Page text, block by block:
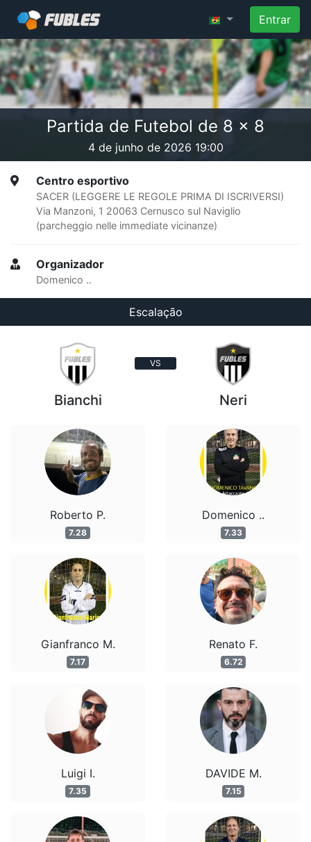
Entrar
Partida de Futebol de 8 x 8
4 de junho de 2026 19:00
Centro esportivo
SACER (LEGGERE LE REGOLE PRIMA DI ISCRIVERSI)
Via Manzoni, 1 20063 Cernusco sul Naviglio
(parcheggio nelle immediate vicinanze)
Organizador
Domenico ..
Escalação
VS
Bianchi
Roberto P.
7.28
Gianfranco M.
7.17
Luigi I.
7.35
Neri
Domenico ..
7.33
Renato F.
6.72
DAVIDE M.
7.15